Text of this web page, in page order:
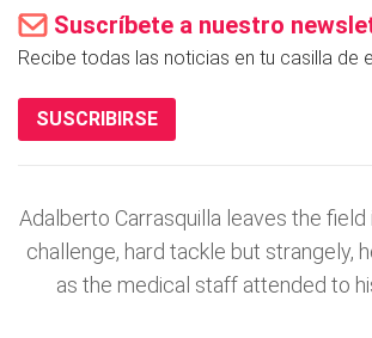
Suscríbete a nuestro
Recibe todas las noticias en tu casilla de
SUSCRIBIRSE
Adalberto Carrasquilla leaves the field
challenge, hard tackle but strangely,
as the medical staff attended to